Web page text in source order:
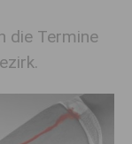
die Termine